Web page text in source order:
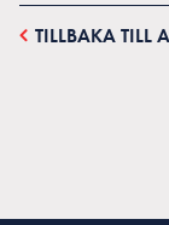
TILLBAKA TILL